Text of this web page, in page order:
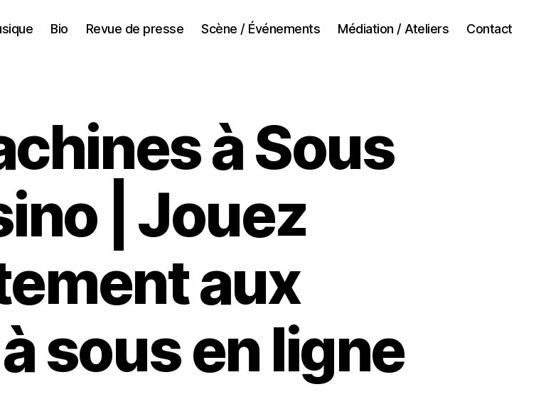
Bio Revue de presse Scène / Événements Médiation / Ateliers Contact
à Sous
| Jouez
aux
sous en ligne